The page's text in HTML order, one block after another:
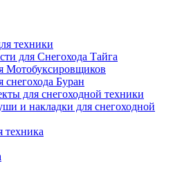
техники
для Снегохода Тайга
Мотобуксировщиков
снегохода Буран
для снегоходной техники
и накладки для снегоходной
техника